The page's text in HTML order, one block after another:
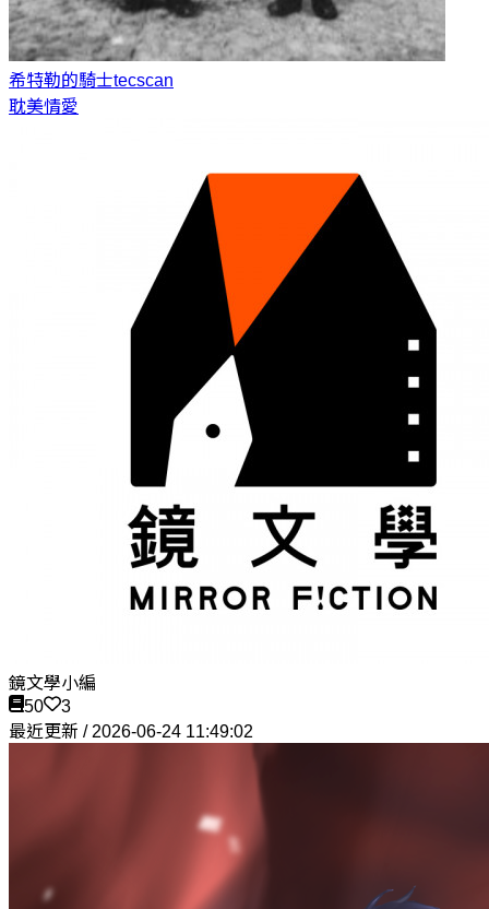
希特勒的騎士tecscan
耽美情愛
鏡文學小編
50
3
最近更新 / 2026-06-24 11:49:02